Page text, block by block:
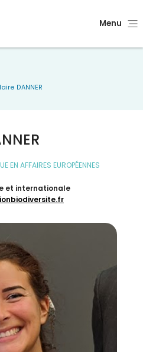
Menu
DANNER
EN AFFAIRES EUROPÉENNES
et internationale